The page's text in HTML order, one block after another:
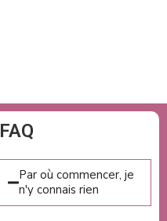
FAQ
Par où commencer, je
n'y connais rien